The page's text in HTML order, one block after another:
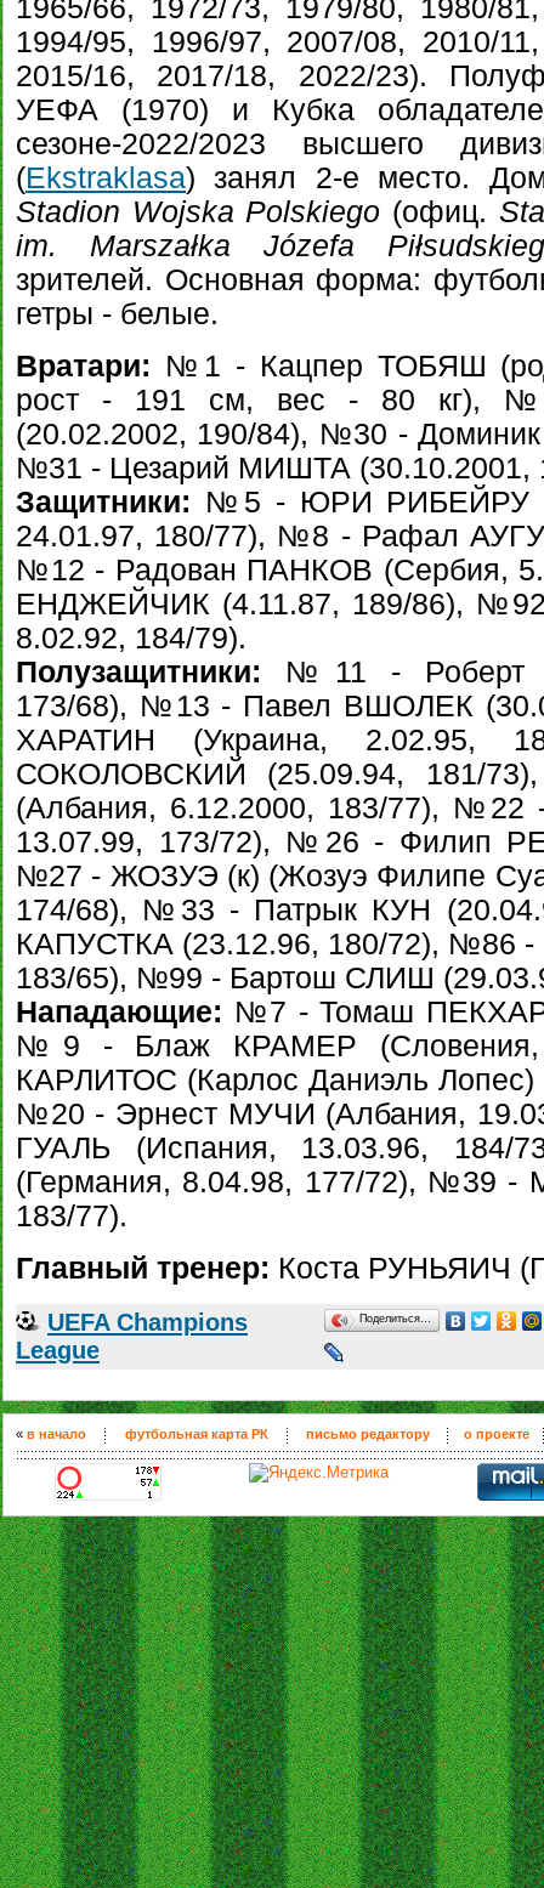
1965/66, 1972/73, 1979/80, 1980/
1994/95, 1996/97, 2007/08, 2010/
2015/16, 2017/18, 2022/23).
УЕФА (1970) и Кубка
сезоне-2022/2023 высшего
(Ekstraklasa) занял 2-е место.
Stadion Wojska Polskiego (офиц.
im. Marszałka Józefa
зрителей. Основная форма:
гетры - белые.
Вратари: №1 - Кацпер ТОБЯШ
рост - 191 см, вес - 80 кг),
(20.02.2002, 190/84), №30 -
№31 - Цезарий МИШТА (30.10.2001,
Защитники: №5 - ЮРИ РИБЕЙРУ
24.01.97, 180/77), №8 - Рафал
№12 - Радован ПАНКОВ (Сербия,
ЕНДЖЕЙЧИК (4.11.87, 189/86),
8.02.92, 184/79).
Полузащитники: №11 - Роберт
173/68), №13 - Павел ВШОЛЕК
ХАРАТИН (Украина,
СОКОЛОВСКИЙ (25.09.94, 181/
(Албания, 6.12.2000, 183/77),
13.07.99, 173/72), №26 - Филип
№27 - ЖОЗУЭ (к) (Жозуэ Филипе
174/68), №33 - Патрык КУН
КАПУСТКА (23.12.96, 180/72), №86
183/65), №99 - Бартош СЛИШ
Нападающие: №7 - Томаш
№9 - Блаж КРАМЕР
КАРЛИТОС (Карлос Даниэль Лопес)
№20 - Эрнест МУЧИ (Албания,
ГУАЛЬ (Испания, 13.03.96,
(Германия, 8.04.98, 177/72), №39 -
183/77).
Главный тренер: Коста РУНЬЯИЧ
UEFA Champions
League
Поделиться…
« в начало футбольная карта РК письмо редактору о проекте